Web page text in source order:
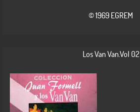
© 1969 EGREM
Los Van Van.Vol 02